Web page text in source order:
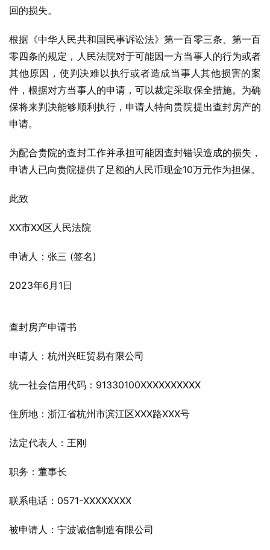
回的损失。
根据《中华人民共和国民事诉讼法》第一百零三条、第一百
零四条的规定，人民法院对于可能因一方当事人的行为或者
其他原因，使判决难以执行或者造成当事人其他损害的案
件，根据对方当事人的申请，可以裁定采取保全措施。为确
保将来判决能够顺利执行，申请人特向贵院提出查封房产的
申请。
为配合贵院的查封工作并承担可能因查封错误造成的损失，
申请人已向贵院提供了足额的人民币现金10万元作为担保。
此致
XX市XX区人民法院
申请人：张三 (签名)
2023年6月1日
查封房产申请书
申请人：杭州兴旺贸易有限公司
统一社会信用代码：91330100XXXXXXXXXX
住所地：浙江省杭州市滨江区XXX路XXX号
法定代表人：王刚
职务：董事长
联系电话：0571-XXXXXXXX
被申请人：宁波诚信制造有限公司